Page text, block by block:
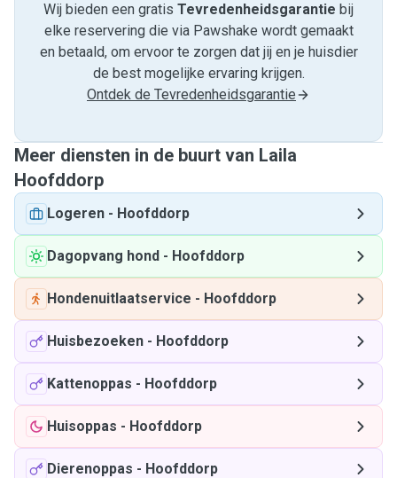
Wij bieden een gratis Tevredenheids­garantie bij
elke reservering die via Pawshake wordt gemaakt
en betaald, om ervoor te zorgen dat jij en je huisdier
de best mogelijke ervaring krijgen.
Ontdek de Tevredenheidsgarantie
Meer diensten in de buurt van Laila
Hoofddorp
Logeren - Hoofddorp
Dagopvang hond - Hoofddorp
Hondenuitlaatservice - Hoofddorp
Huisbezoeken - Hoofddorp
Kattenoppas - Hoofddorp
Huisoppas - Hoofddorp
Dierenoppas - Hoofddorp